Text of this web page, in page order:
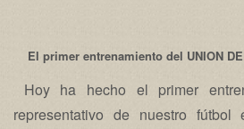
El primer entrenamiento del UNION
Hoy ha hecho el primer
representativo de nuestro fútbol